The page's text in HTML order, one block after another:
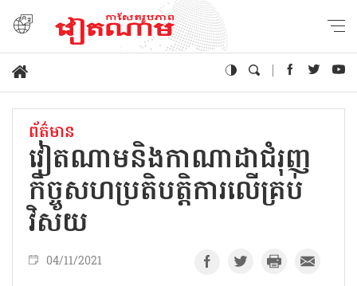
ព័ត៌មាន
វៀតណាមនិងកាណាដាជំរុញ
កិច្ចសហប្រតិបត្តិការលើគ្រប់
វិស័យ
04/11/2021